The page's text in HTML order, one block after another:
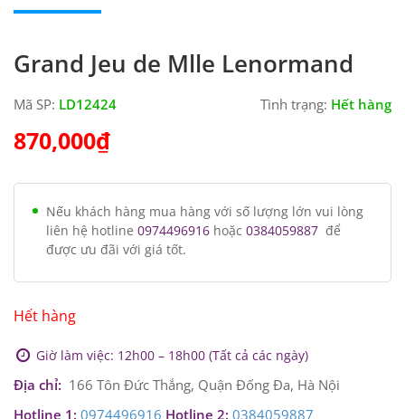
Grand Jeu de Mlle Lenormand
Mã SP: LD12424 Tình trạng: Hết hàng
870,000₫
liên hệ hotline